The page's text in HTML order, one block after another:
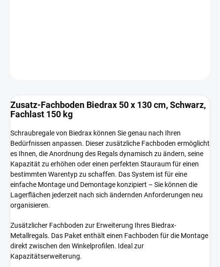
Zusatz-Fachboden Biedrax 50 x 130 cm, Schwarz,
Fachlast 150 kg
Schraubregale von Biedrax können Sie genau nach Ihren
Bedürfnissen anpassen. Dieser zusätzliche Fachboden ermöglicht
es Ihnen, die Anordnung des Regals dynamisch zu ändern, seine
Kapazität zu erhöhen oder einen perfekten Stauraum für einen
bestimmten Warentyp zu schaffen. Das System ist für eine
einfache Montage und Demontage konzipiert – Sie können die
Lagerflächen jederzeit nach sich ändernden Anforderungen neu
organisieren.
Zusätzlicher Fachboden zur Erweiterung Ihres Biedrax-
Metallregals. Das Paket enthält einen Fachboden für die Montage
direkt zwischen den Winkelprofilen. Ideal zur
Kapazitätserweiterung.